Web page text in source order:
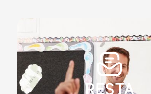
RESTA